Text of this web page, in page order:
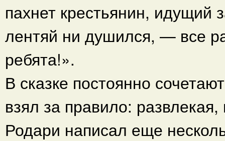
пахнет крестьянин, идущий
лентяй ни душился, — все
ребята!».
В сказке постоянно
взял за правило:
Родари написал еще